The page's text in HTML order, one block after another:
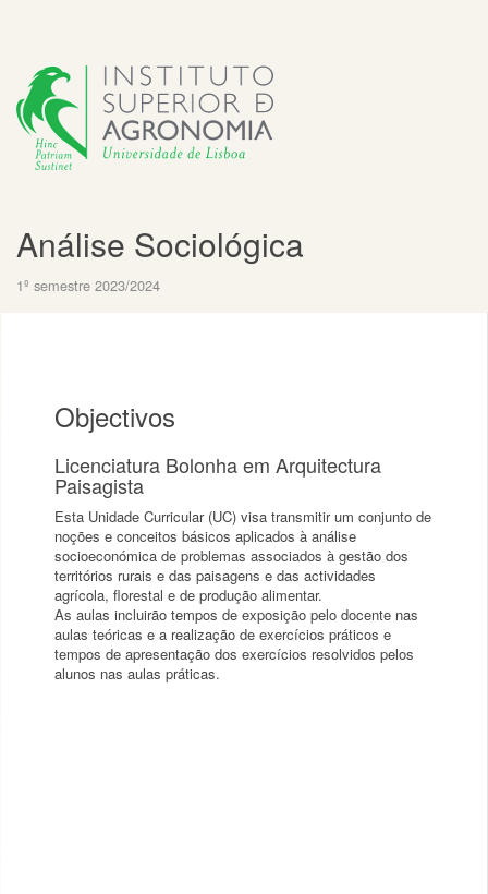
Análise Sociológica
1º semestre 2023/2024
Objectivos
Licenciatura Bolonha em Arquitectura
Paisagista
Esta Unidade Curricular (UC) visa transmitir um conjunto de
noções e conceitos básicos aplicados à análise
socioeconómica de problemas associados à gestão dos
territórios rurais e das paisagens e das actividades
agrícola, florestal e de produção alimentar.
As aulas incluirão tempos de exposição pelo docente nas
aulas teóricas e a realização de exercícios práticos e
tempos de apresentação dos exercícios resolvidos pelos
alunos nas aulas práticas.